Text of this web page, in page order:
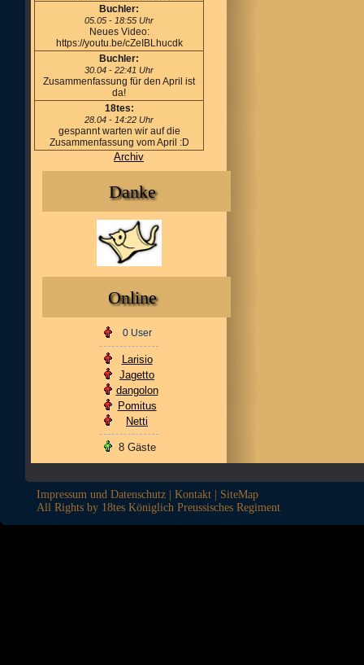
Buchler:
05.05 - 18:55 Uhr
Neues Video:
https://youtu.be/cZeIBLhucdk
Buchler:
30.04 - 22:41 Uhr
Zusammenfassung für den April ist
da!
18tes:
28.04 - 14:22 Uhr
gespannt warten wir auf die
Zusammenfassung vom April :D
Archiv
Danke
Online
0 User
Larisio
Jagetto
dangolon
Pomitus
Netti
8 Gäste
Impressum und Datenschutz Kontakt
SiteMap
All Rights by 18tes Königlich Preussisches Regiment